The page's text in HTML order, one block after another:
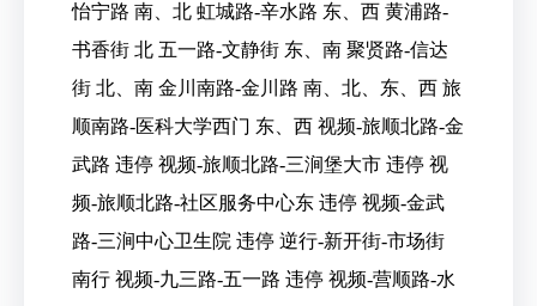
怡宁路 南、北 虹城路-辛水路 东、西 黄浦路-
书香街 北 五一路-文静街 东、南 聚贤路-信达
街 北、南 金川南路-金川路 南、北、东、西 旅
顺南路-医科大学西门 东、西 视频-旅顺北路-金
武路 违停 视频-旅顺北路-三涧堡大市 违停 视
频-旅顺北路-社区服务中心东 违停 视频-金武
路-三涧中心卫生院 违停 逆行-新开街-市场街
南行 视频-九三路-五一路 违停 视频-营顺路-水